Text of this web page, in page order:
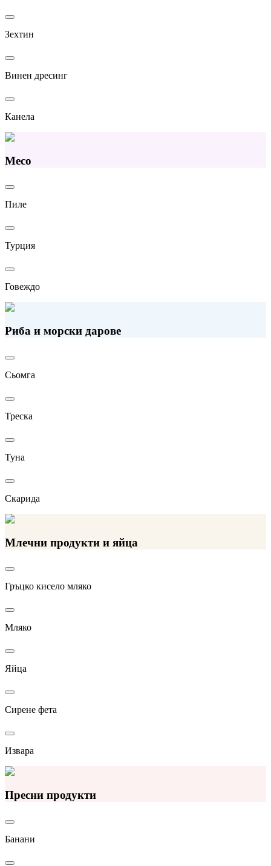
Зехтин
Винен дресинг
Канела
Месо
Пиле
Турция
Говеждо
Риба и морски дарове
Сьомга
Треска
Туна
Скарида
Млечни продукти и яйца
Гръцко кисело мляко
Мляко
Яйца
Сирене фета
Извара
Пресни продукти
Банани